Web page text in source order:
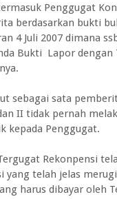
Penggugat
berdasarkan bukti
4 Juli 2007 dimana
Bukti Lapor
sebagai sata
II tidak pernah
kepada Penggugat.
Rekonpensi
yang telah jelas
harus dibayar oleh